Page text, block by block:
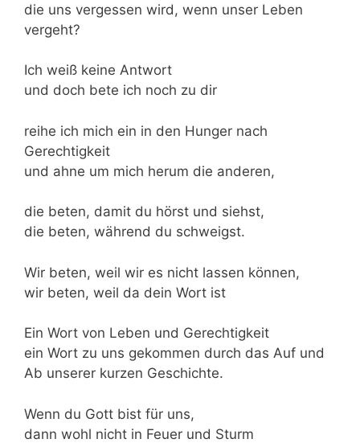
die uns vergessen wird, wenn unser Leben
vergeht?
Ich weiß keine Antwort
und doch bete ich noch zu dir
reihe ich mich ein in den Hunger nach
Gerechtigkeit
und ahne um mich herum die anderen,
die beten, damit du hörst und siehst,
die beten, während du schweigst.
Wir beten, weil wir es nicht lassen können,
wir beten, weil da dein Wort ist
Ein Wort von Leben und Gerechtigkeit
ein Wort zu uns gekommen durch das Auf und
Ab unserer kurzen Geschichte.
Wenn du Gott bist für uns,
dann wohl nicht in Feuer und Sturm